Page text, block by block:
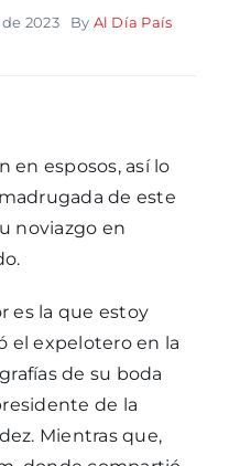
2023 By Al Día País
en esposos, así lo
de este
noviazgo en
es la que estoy
el expelotero en la
de su boda
de la
Mientras que,